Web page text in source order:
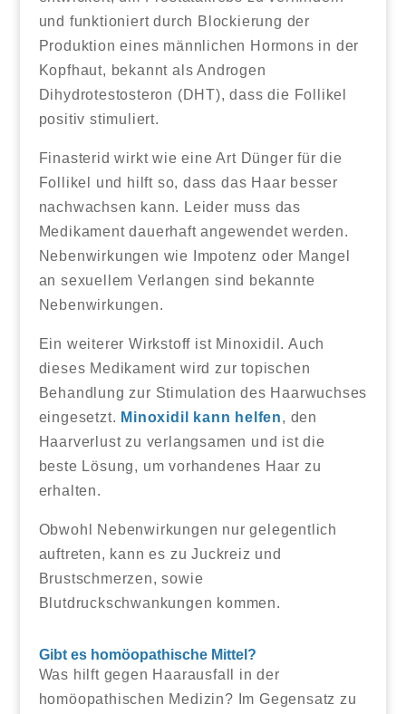
und funktioniert durch Blockierung der
Produktion eines männlichen Hormons in der
Kopfhaut, bekannt als Androgen
Dihydrotestosteron (DHT), dass die Follikel
positiv stimuliert.
Finasterid wirkt wie eine Art Dünger für die
Follikel und hilft so, dass das Haar besser
nachwachsen kann. Leider muss das
Medikament dauerhaft angewendet werden.
Nebenwirkungen wie Impotenz oder Mangel
an sexuellem Verlangen sind bekannte
Nebenwirkungen.
Ein weiterer Wirkstoff ist Minoxidil. Auch
dieses Medikament wird zur topischen
Behandlung zur Stimulation des Haarwuchses
eingesetzt. Minoxidil kann helfen, den
Haarverlust zu verlangsamen und ist die
beste Lösung, um vorhandenes Haar zu
erhalten.
Obwohl Nebenwirkungen nur gelegentlich
auftreten, kann es zu Juckreiz und
Brustschmerzen, sowie
Blutdruckschwankungen kommen.
Gibt es homöopathische Mittel?
Was hilft gegen Haarausfall in der
homöopathischen Medizin? Im Gegensatz zu